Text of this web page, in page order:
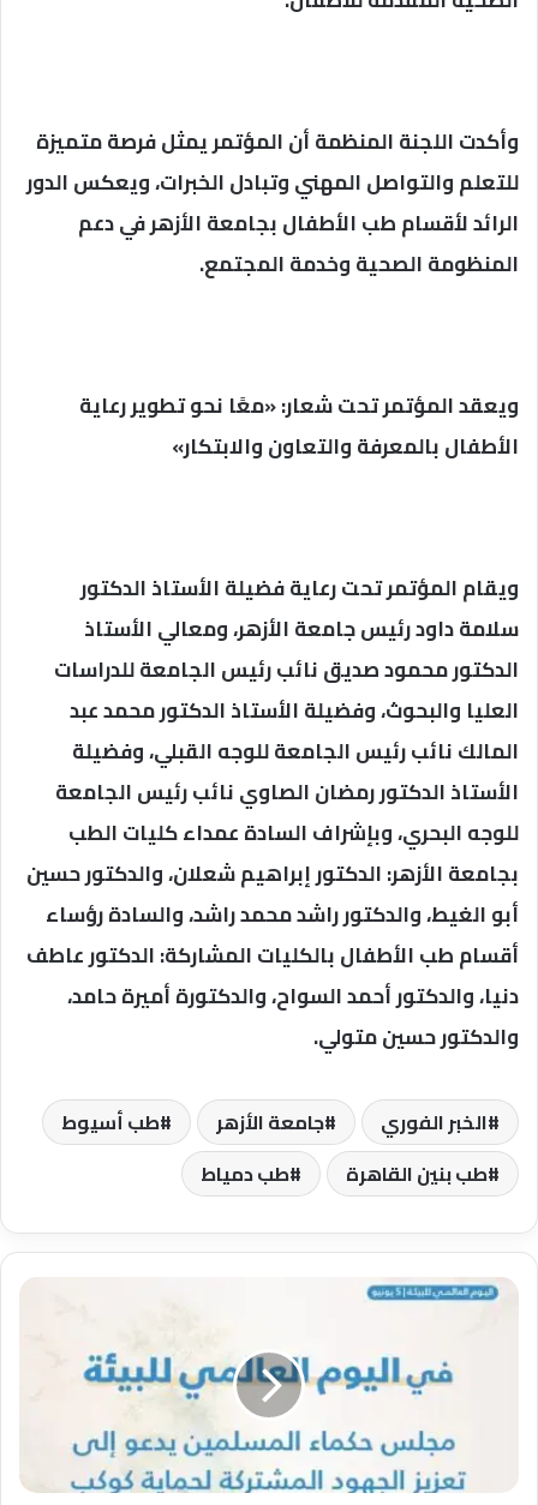
وأكدت اللجنة المنظمة أن المؤتمر يمثل فرصة متميزة
للتعلم والتواصل المهني وتبادل الخبرات، ويعكس الدور
الرائد لأقسام طب الأطفال بجامعة الأزهر في دعم
المنظومة الصحية وخدمة المجتمع.
ويعقد المؤتمر تحت شعار: «معًا نحو تطوير رعاية
الأطفال بالمعرفة والتعاون والابتكار»
ويقام المؤتمر تحت رعاية فضيلة الأستاذ الدكتور
سلامة داود رئيس جامعة الأزهر، ومعالي الأستاذ
الدكتور محمود صديق نائب رئيس الجامعة للدراسات
العليا والبحوث، وفضيلة الأستاذ الدكتور محمد عبد
المالك نائب رئيس الجامعة للوجه القبلي، وفضيلة
الأستاذ الدكتور رمضان الصاوي نائب رئيس الجامعة
للوجه البحري، وبإشراف السادة عمداء كليات الطب
بجامعة الأزهر: الدكتور إبراهيم شعلان، والدكتور حسين
أبو الغيط، والدكتور راشد محمد راشد، والسادة رؤساء
أقسام طب الأطفال بالكليات المشاركة: الدكتور عاطف
دنيا، والدكتور أحمد السواح، والدكتورة أميرة حامد،
والدكتور حسين متولي.
الخبر الفوري جامعة الأزهر
طب أسيوط
طب بنين القاهرة
طب دمياط
في
اليوم
المسلمين